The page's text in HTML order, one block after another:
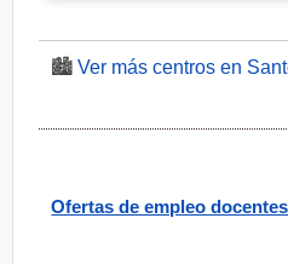
🏙️Ver más centros en
Ofertas de empleo